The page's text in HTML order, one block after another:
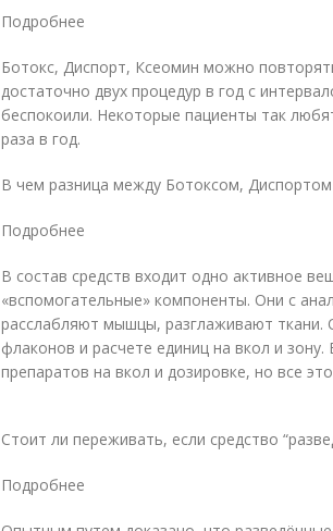
Подробнее
Ботокс, Диспорт, Ксеомин можно
достаточно двух процедур в год с
беспокоили. Некоторые пациенты так
раза в год.
В чем разница между Ботоксом,
Подробнее
В состав средств входит одно активное
«вспомогательные» компоненты. Они с
расслабляют мышцы, разглаживают
флаконов и расчете единиц на вкол и
препаратов на вкол и дозировке, но все
Стоит ли переживать, если средство
Подробнее